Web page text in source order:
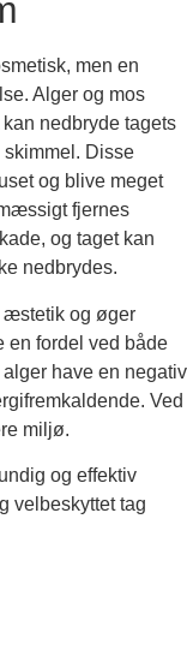
men en
Alger og mos
nedbryde tagets
skimmel. Disse
og blive meget
fjernes
og taget kan
nedbrydes.
æstetik og øger
fordel ved både
have en negativ
Ved
miljø.
og effektiv
velbeskyttet tag